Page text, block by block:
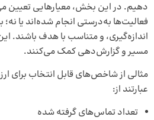
دهیم. در این بخش، معیارهایی تعیین
فعالیت‌ها به‌درستی انجام شده‌اند یا نه؛
اندازه‌گیری، و متناسب با هدف باشند.
مسیر و گزارش‌دهی کمک می‌کنند.
مثالی از شاخص‌های قابل انتخاب برای
عبارتند از:
تعداد تماس‌های گرفته شده